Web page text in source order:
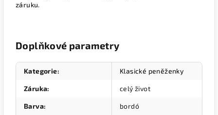
záruku.
Doplňkové parametry
Kategorie: Klasické peněženky
Záruka: celý život
Barva: bordó